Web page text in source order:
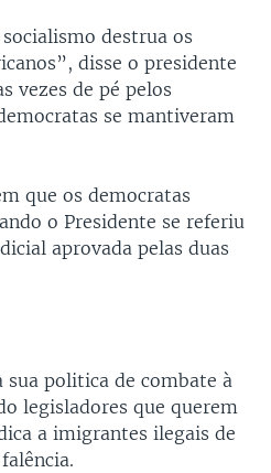
destrua os
disse o presidente
vezes de pé pelos
se mantiveram
que os democratas
o Presidente se referiu
aprovada pelas duas
sua politica de combate à
legisladores que querem
a imigrantes ilegais de